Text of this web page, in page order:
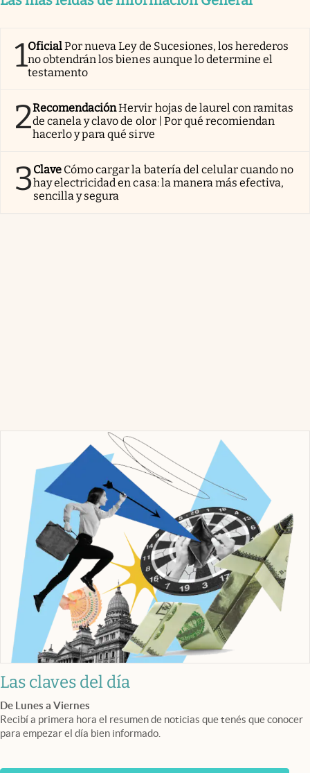
1OficialPor nueva Ley de Sucesiones, los herederos
no obtendrán los bienes aunque lo determine el
testamento
2RecomendaciónHervir hojas de laurel con ramitas
de canela y clavo de olor | Por qué recomiendan
hacerlo y para qué sirve
3Clave Cómo cargar la batería del celular cuando no
hay electricidad en casa: la manera más efectiva,
sencilla y segura
Las claves del día
De Lunes a Viernes
Recibí a primera hora el resumen de noticias que tenés que conocer
para empezar el día bien informado.